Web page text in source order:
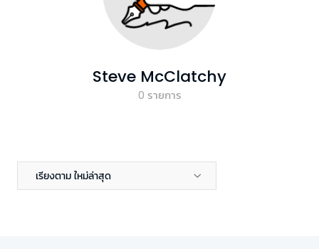
Steve McClatchy
0 รายการ
เรียงตาม ใหม่ล่าสุด